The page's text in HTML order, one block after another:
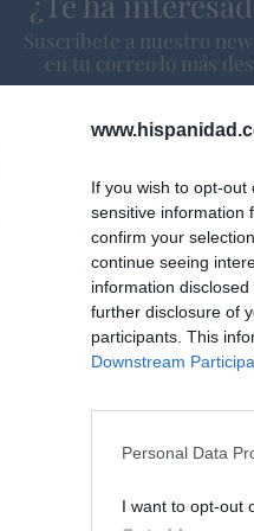
If you wish to opt-
sensitive information
confirm your
continue seeing
information
further disclosure of
participants. This
Downstream
Personal Data
I want to opt-out
Suscríbete a nuestro
en tu correo lo más
Tu correo electrónico...